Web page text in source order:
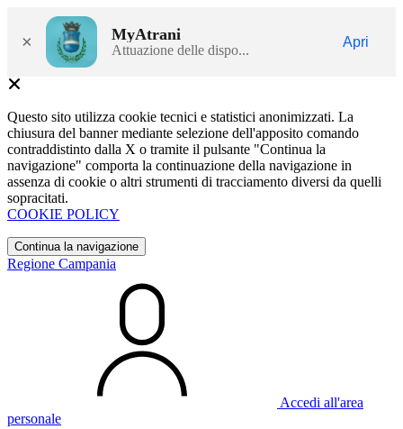
× MyAtrani
Attuazione delle dispo...
Apri
Questo sito utilizza cookie tecnici e statistici anonimizzati. La
chiusura del banner mediante selezione dell'apposito comando
contraddistinto dalla X o tramite il pulsante "Continua la
navigazione" comporta la continuazione della navigazione in
assenza di cookie o altri strumenti di tracciamento diversi da quelli
sopracitati.
COOKIE POLICY
Continua la navigazione
Regione Campania
Accedi all'area
personale